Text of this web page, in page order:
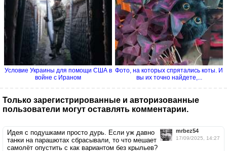
Условие Украины для помощи США в
войне с Ираном
Фото, на которых спрятались коты. И
вы их точно найдете,...
Только зарегистрированные и авторизованные
пользователи могут оставлять комментарии.
mrbez54
17/09/2025, 14:27
Идея с подушками просто дурь. Если уж давно
танки на парашютах сбрасывали, то что мешает
самолёт опустить с как вариантом без крыльев?